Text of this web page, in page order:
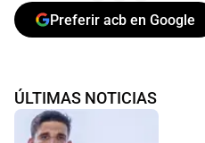
Preferir acb en Google
ÚLTIMAS NOTICIAS